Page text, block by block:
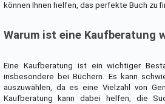
können Ihnen helfen, das perfekte Buch zu
Warum ist eine Kaufberatung
Eine Kaufberatung ist ein wichtiger
insbesondere bei Büchern. Es kann
auszuwählen, da es eine Vielzahl von
Kaufberatung kann dabei helfen, die